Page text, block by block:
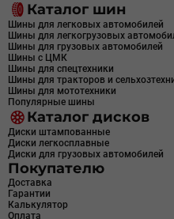
Каталог шин
Шины для легковых автомобилей
Шины для легкогрузовых
Шины для грузовых автомобилей
Шины с ЦМК
Шины для спецтехники
Шины для тракторов и
Шины для мототехники
Популярные шины
Каталог дисков
Диски штампованные
Диски легкосплавные
Диски для грузовых автомобилей
Покупателю
Доставка
Гарантии
Калькулятор
Оплата